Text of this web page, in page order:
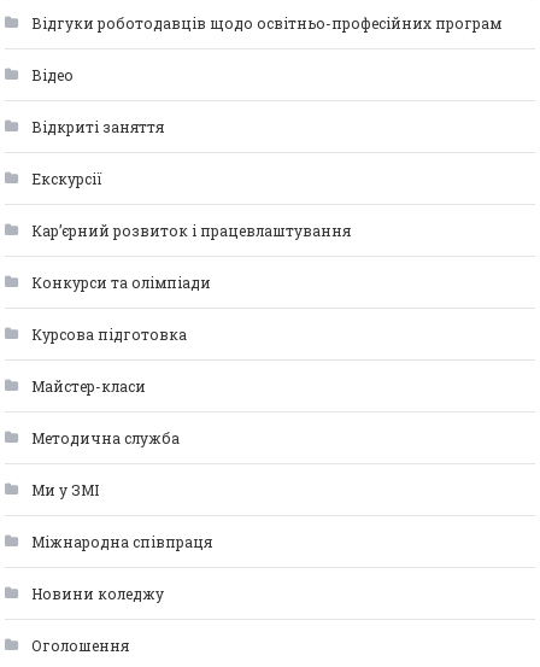
Відгуки роботодавців щодо освітньо-професійних програм
Відео
Відкриті заняття
Екскурсії
Кар’єрний розвиток і працевлаштування
Конкурси та олімпіади
Курсова підготовка
Майстер-класи
Методична служба
Ми у ЗМІ
Міжнародна співпраця
Новини коледжу
Оголошення